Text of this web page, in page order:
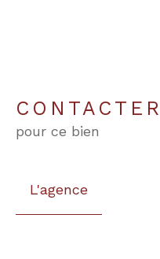
CONTACTER
pour ce bien
L'agence